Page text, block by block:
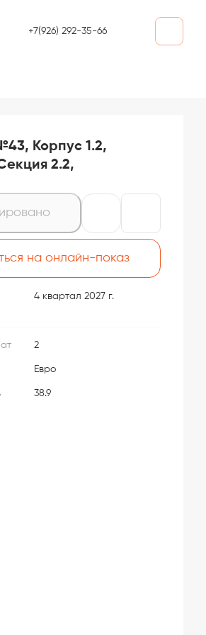
+7(926) 292-35-66
Корпус 1.2,
2.2,
на онлайн-показ
4 квартал 2027 г.
2
Евро
38.9